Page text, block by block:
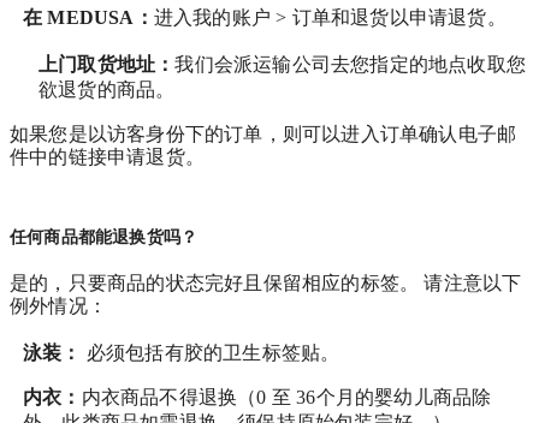
在MEDUSA ： 进入我的账户 > 订单和退货 以申请退货。
上门取货地址：我们会派运输公司去您指定的地点收取您
欲退货的商品。
如果您是以访客身份下的订单，则可以进入订单确认电子邮
件中的链接申请退货。
任何商品都能退换货吗？
是的，只要商品的状态完好且保留相应的标签。 请注意以下
例外情况：
泳装： 必须包括有胶的卫生标签贴。
内衣： 内衣商品不得退换（0 至 36个月的婴幼儿商品除